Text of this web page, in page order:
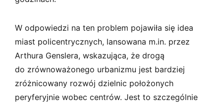
W odpowiedzi na ten problem pojawiła się idea
miast policentrycznych, lansowana m.in. przez
Arthura Genslera, wskazująca, że drogą
do zrównoważonego urbanizmu jest bardziej
zróżnicowany rozwój dzielnic położonych
peryferyjnie wobec centrów. Jest to szczególnie